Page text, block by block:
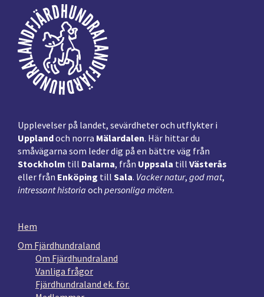
Footer
Upplevelser på landet, sevärdheter och utflykter i
Upplandoch norra Mälardalen. Här hittar du
småvägarna som leder dig på en bättre väg från
Stockholm till Dalarna, från Uppsala till Västerås
eller från Enköping till Sala. Vacker natur, god mat,
intressant historia och personliga möten.
Hem
Om Fjärdhundraland
Om Fjärdhundraland
Vanliga frågor
Fjärdhundraland ek. för.